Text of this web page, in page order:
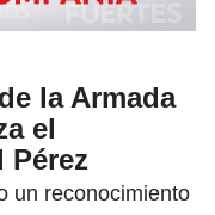
la Armada
el
Pérez
un reconocimiento